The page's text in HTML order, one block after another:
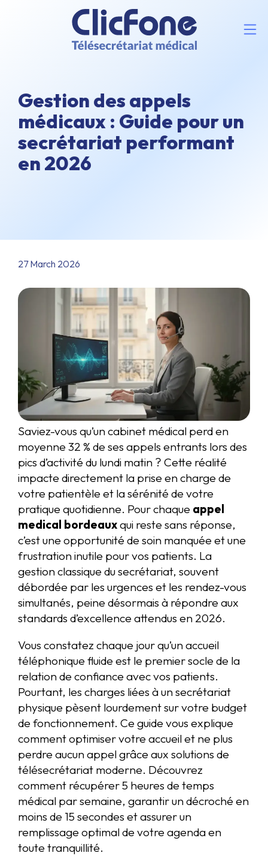
Gestion des appels
médicaux : Guide pour un
secrétariat performant
en 2026
27 March 2026
Saviez-vous qu’un cabinet médical perd en
moyenne 32 % de ses appels entrants lors des
pics d’activité du lundi matin ? Cette réalité
impacte directement la prise en charge de
votre patientèle et la sérénité de votre
pratique quotidienne. Pour chaque appel
medical bordeauxqui reste sans réponse,
c’est une opportunité de soin manquée et une
frustration inutile pour vos patients. La
gestion classique du secrétariat, souvent
débordée par les urgences et les rendez-vous
simultanés, peine désormais à répondre aux
standards d’excellence attendus en 2026.
Vous constatez chaque jour qu’un accueil
téléphonique fluide est le premier socle de la
relation de confiance avec vos patients.
Pourtant, les charges liées à un secrétariat
physique pèsent lourdement sur votre budget
de fonctionnement. Ce guide vous explique
comment optimiser votre accueil et ne plus
perdre aucun appel grâce aux solutions de
télésecrétariat moderne. Découvrez
comment récupérer 5 heures de temps
médical par semaine, garantir un décroché en
moins de 15 secondes et assurer un
remplissage optimal de votre agenda en
toute tranquillité.